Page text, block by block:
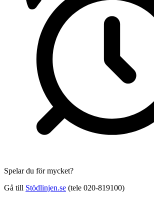
Spelar du för mycket?
Gå till Stödlinjen.se (tele 020-819100)